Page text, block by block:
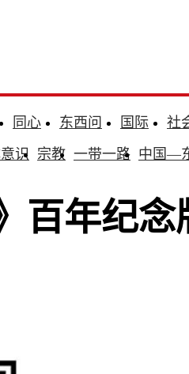
同心 东西问 国际
社
识 宗教 一带一路 中国—
百年纪